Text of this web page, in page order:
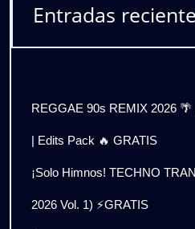
Entradas
REGGAE 90s REMIX 2026
| Edits Pack 🔥 GRATIS
¡Solo Himnos! TECHNO
2026 Vol. 1) ⚡GRATIS